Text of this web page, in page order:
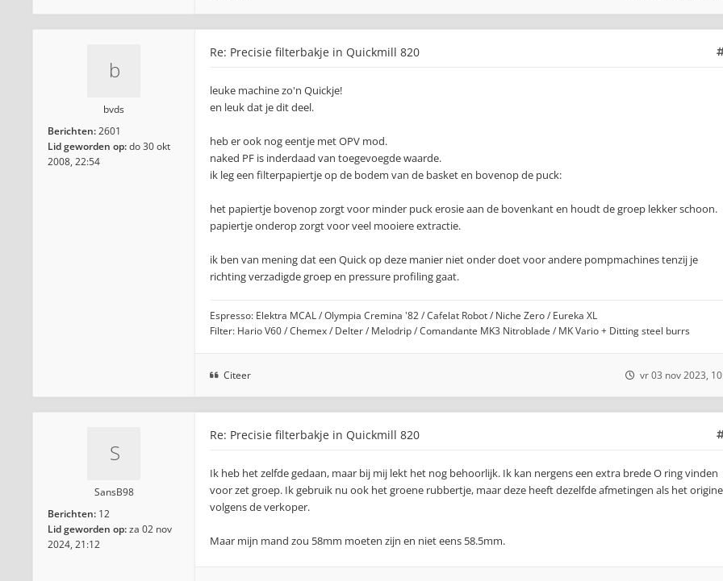
bvds
Berichten:2601
Lid geworden op:do 30 okt
2008, 22:54
Re: Precisie filterbakje in Quickmill 820
leuke machine zo'n Quickje!
en leuk dat je dit deel.
heb er ook nog eentje met OPV mod.
naked PF is inderdaad van toegevoegde waarde.
ik leg een filterpapiertje op de bodem van de basket en bovenop de puck:
het papiertje bovenop zorgt voor minder puck erosie aan de bovenkant en houdt de groep lekker schoon.
papiertje onderop zorgt voor veel mooiere extractie.
ik ben van mening dat een Quick op deze manier niet onder doet voor andere pompmachines tenzij je
richting verzadigde groep en pressure profiling gaat.
Espresso: Elektra MCAL / Olympia Cremina '82 / Cafelat Robot / Niche Zero / Eureka XL
Filter: Hario V60 / Chemex / Delter / Melodrip / Comandante MK3 Nitroblade / MK Vario + Ditting steel burrs
Citeer vr 03 nov 2023,
SansB98
Berichten: 12
Lid geworden op:za 02 nov
2024, 21:12
Re: Precisie filterbakje in Quickmill 820
Ik heb het zelfde gedaan, maar bij mij lekt het nog behoorlijk. Ik kan nergens een extra brede O ring vinden
voor zet groep. Ik gebruik nu ook het groene rubbertje, maar deze heeft dezelfde afmetingen als het
volgens de verkoper.
Maar mijn mand zou 58mm moeten zijn en niet eens 58.5mm.